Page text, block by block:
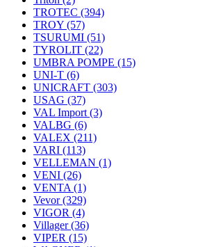
TROTEC (394)
TROY (57)
TSURUMI (51)
TYROLIT (22)
UMBRA POMPE (15)
UNI-T (6)
UNICRAFT (303)
USAG (37)
VAL Import (3)
VALBG (6)
VALEX (211)
VARI (113)
VELLEMAN (1)
VENI (26)
VENTA (1)
Vevor(329)
VIGOR (4)
Villager(36)
VIPER (15)